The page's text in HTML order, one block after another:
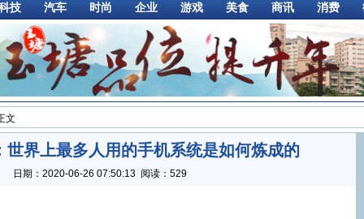
技 汽车 时尚 企业 游戏 美食 商讯 消费
文
世界上最多人用的手机系统是如何炼成的
日期： 2020-06-26 07:50:13 阅读：529